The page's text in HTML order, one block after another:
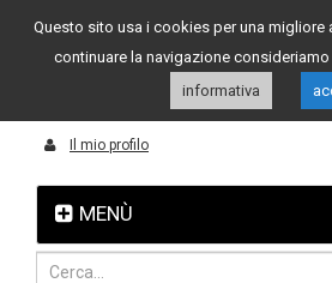
Assistenza clienti 049 8015108
MENÙ
Il mio profilo
Questo sito usa i cookies per una migliore
continuare la navigazione
informativa